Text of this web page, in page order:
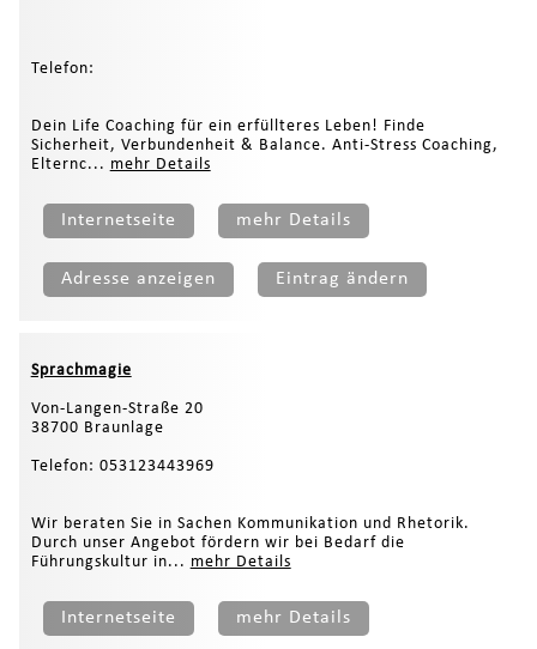
Telefon:
Dein Life Coaching für ein erfüllteres Leben! Finde
Sicherheit, Verbundenheit & Balance. Anti-Stress Coaching,
Elternc... mehr Details
Internetseite mehr Details
Adresse anzeigen Eintrag ändern
Sprachmagie
Von-Langen-Straße 20
38700 Braunlage
Telefon: 053123443969
Wir beraten Sie in Sachen Kommunikation und Rhetorik.
Durch unser Angebot fördern wir bei Bedarf die
Führungskultur in... mehr Details
Internetseite mehr Details